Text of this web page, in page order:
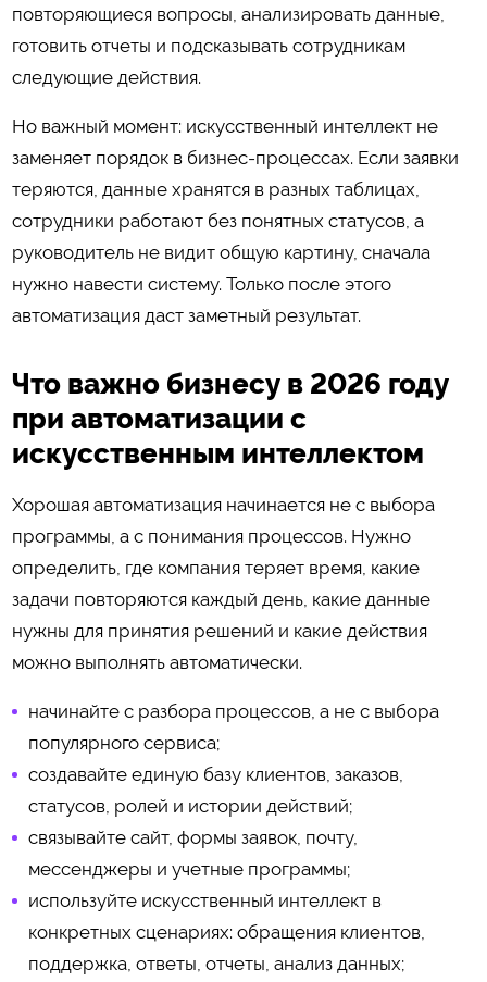
повторяющиеся вопросы, анализировать данные,
готовить отчеты и подсказывать сотрудникам
следующие действия.
Но важный момент: искусственный интеллект не
заменяет порядок в бизнес-процессах. Если заявки
теряются, данные хранятся в разных таблицах,
сотрудники работают без понятных статусов, а
руководитель не видит общую картину, сначала
нужно навести систему. Только после этого
автоматизация даст заметный результат.
Что важно бизнесу в 2026 году
при автоматизации с
искусственным интеллектом
Хорошая автоматизация начинается не с выбора
программы, а с понимания процессов. Нужно
определить, где компания теряет время, какие
задачи повторяются каждый день, какие данные
нужны для принятия решений и какие действия
можно выполнять автоматически.
начинайте с разбора процессов, а не с выбора
популярного сервиса;
создавайте единую базу клиентов, заказов,
статусов, ролей и истории действий;
связывайте сайт, формы заявок, почту,
мессенджеры и учетные программы;
используйте искусственный интеллект в
конкретных сценариях: обращения клиентов,
поддержка, ответы, отчеты, анализ данных;